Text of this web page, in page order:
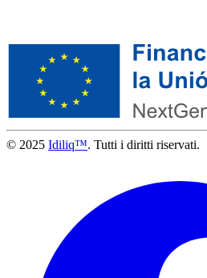
© 2025 Idiliq™. Tutti i diritti riservati.